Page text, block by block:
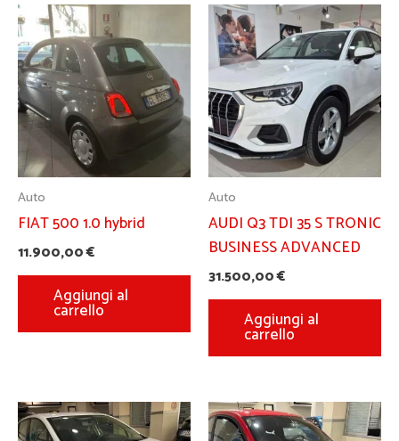
Auto
FIAT 500 1.0 hybrid
11.900,00€
Aggiungi al
carrello
Auto
AUDI Q3 TDI 35 S TRONIC
BUSINESS ADVANCED
31.500,00€
Aggiungi al
carrello